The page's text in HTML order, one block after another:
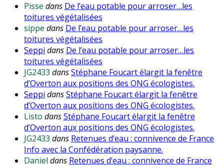
Pisse dans De l’eau potable pour arroser…les
toitures végétalisées
sippe dans De l’eau potable pour arroser…les
toitures végétalisées
Seppi dans De l’eau potable pour arroser…les
toitures végétalisées
JG2433 dansStéphane Foucart élargit la fenêtre
d’Overton aux positions des ONG écologistes.
Seppi dansStéphane Foucart élargit la fenêtre
d’Overton aux positions des ONG écologistes.
Listo dansStéphane Foucart élargit la fenêtre
d’Overton aux positions des ONG écologistes.
JG2433 dans Retenues d’eau : connivence de France
Info avec la Confédération paysanne.
Daniel dans Retenues d’eau : connivence de France